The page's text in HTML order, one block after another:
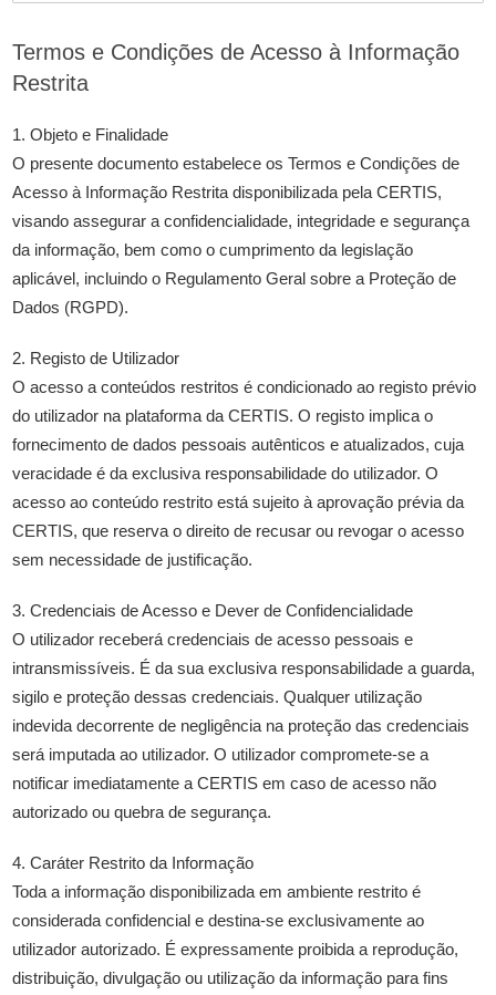
Termos e Condições de Acesso à Informação
Restrita
1. Objeto e Finalidade
O presente documento estabelece os Termos e Condições de
Acesso à Informação Restrita disponibilizada pela CERTIS,
visando assegurar a confidencialidade, integridade e segurança
da informação, bem como o cumprimento da legislação
aplicável, incluindo o Regulamento Geral sobre a Proteção de
Dados (RGPD).
2. Registo de Utilizador
O acesso a conteúdos restritos é condicionado ao registo prévio
do utilizador na plataforma da CERTIS. O registo implica o
fornecimento de dados pessoais autênticos e atualizados, cuja
veracidade é da exclusiva responsabilidade do utilizador. O
acesso ao conteúdo restrito está sujeito à aprovação prévia da
CERTIS, que reserva o direito de recusar ou revogar o acesso
sem necessidade de justificação.
3. Credenciais de Acesso e Dever de Confidencialidade
O utilizador receberá credenciais de acesso pessoais e
intransmissíveis. É da sua exclusiva responsabilidade a guarda,
sigilo e proteção dessas credenciais. Qualquer utilização
indevida decorrente de negligência na proteção das credenciais
será imputada ao utilizador. O utilizador compromete-se a
notificar imediatamente a CERTIS em caso de acesso não
autorizado ou quebra de segurança.
4. Caráter Restrito da Informação
Toda a informação disponibilizada em ambiente restrito é
considerada confidencial e destina-se exclusivamente ao
utilizador autorizado. É expressamente proibida a reprodução,
distribuição, divulgação ou utilização da informação para fins